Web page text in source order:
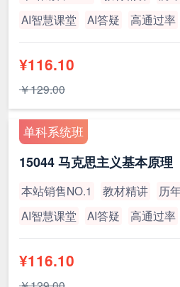
AI智慧课堂
AI答疑 高通过率
¥116.10
￥129.00
单科系统班
15044 马克思主义基本原理
本站销售NO.1 教材精讲 历
AI智慧课堂
AI答疑 高通过率
¥116.10